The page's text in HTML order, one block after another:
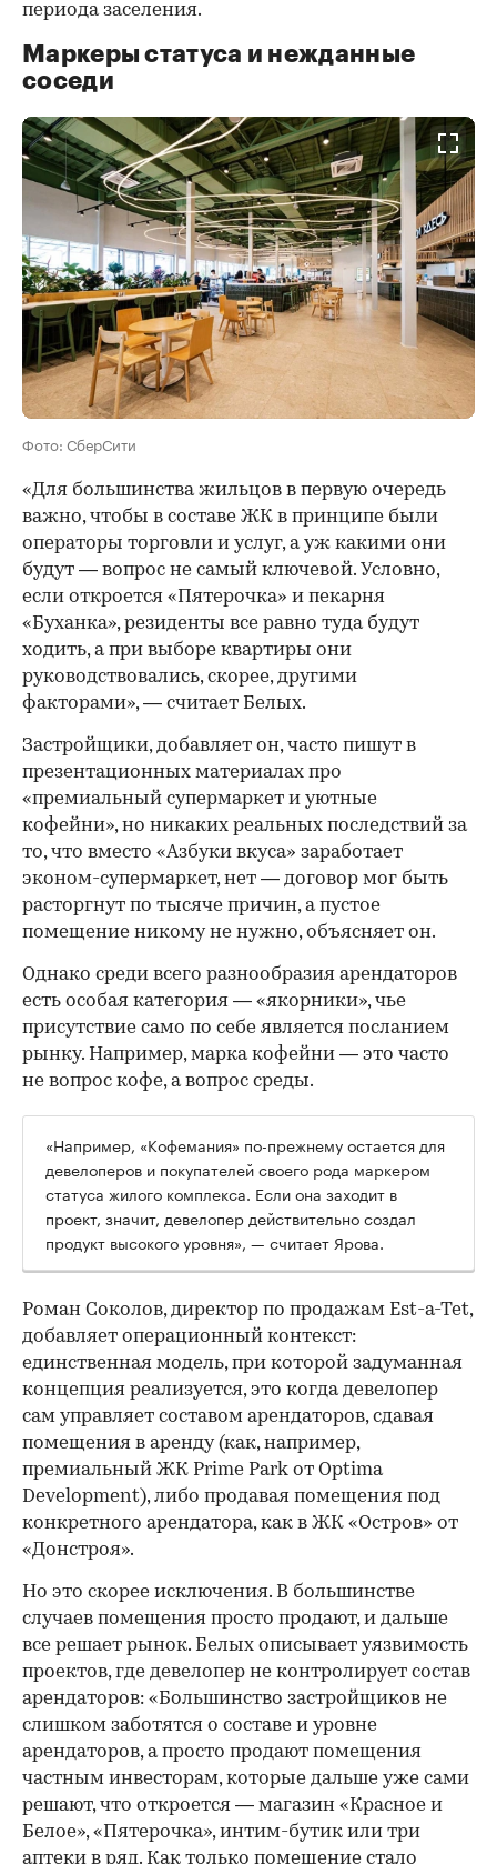
периода заселения.
Маркеры статуса и нежданные
соседи
Фото: СберСити
«Для большинства жильцов в первую очередь
важно, чтобы в составе ЖК в принципе были
операторы торговли и услуг, а уж какими они
будут — вопрос не самый ключевой. Условно,
если откроется «Пятерочка» и пекарня
«Буханка», резиденты все равно туда будут
ходить, а при выборе квартиры они
руководствовались, скорее, другими
факторами», — считает Белых.
Застройщики, добавляет он, часто пишут в
презентационных материалах про
«премиальный супермаркет и уютные
кофейни», но никаких реальных последствий за
то, что вместо «Азбуки вкуса» заработает
эконом-супермаркет, нет — договор мог быть
расторгнут по тысяче причин, а пустое
помещение никому не нужно, объясняет он.
Однако среди всего разнообразия арендаторов
есть особая категория — «якорники», чье
присутствие само по себе является посланием
рынку. Например, марка кофейни — это часто
не вопрос кофе, а вопрос среды.
«Например, «Кофемания» по-прежнему остается для
девелоперов и покупателей своего рода маркером
статуса жилого комплекса. Если она заходит в
проект, значит, девелопер действительно создал
продукт высокого уровня», — считает Ярова.
Роман Соколов, директор по продажам Est-a-Tet,
добавляет операционный контекст:
единственная модель, при которой задуманная
концепция реализуется, это когда девелопер
сам управляет составом арендаторов, сдавая
помещения в аренду (как, например,
премиальный ЖК Prime Park от Optima
Development), либо продавая помещения под
конкретного арендатора, как в ЖК «Остров» от
«Донстроя».
Но это скорее исключения. В большинстве
случаев помещения просто продают, и дальше
все решает рынок. Белых описывает уязвимость
проектов, где девелопер не контролирует состав
арендаторов: «Большинство застройщиков не
слишком заботятся о составе и уровне
арендаторов, а просто продают помещения
частным инвесторам, которые дальше уже сами
решают, что откроется — магазин «Красное и
Белое», «Пятерочка», интим-бутик или три
аптеки в ряд. Как только помещение стало